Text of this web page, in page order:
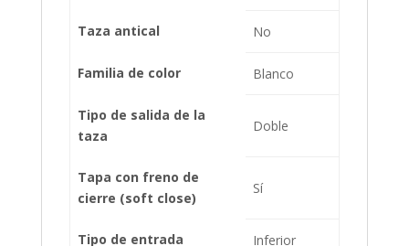
Taza antical No
Familia de color Blanco
Tipo de salida de la
taza
Doble
Tapa con freno de
cierre (soft close)
Sí
Tipo de entrada Inferior